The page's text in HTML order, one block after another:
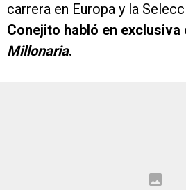
carrera en Europa y la
Conejito habló en exclusiva
Millonaria.